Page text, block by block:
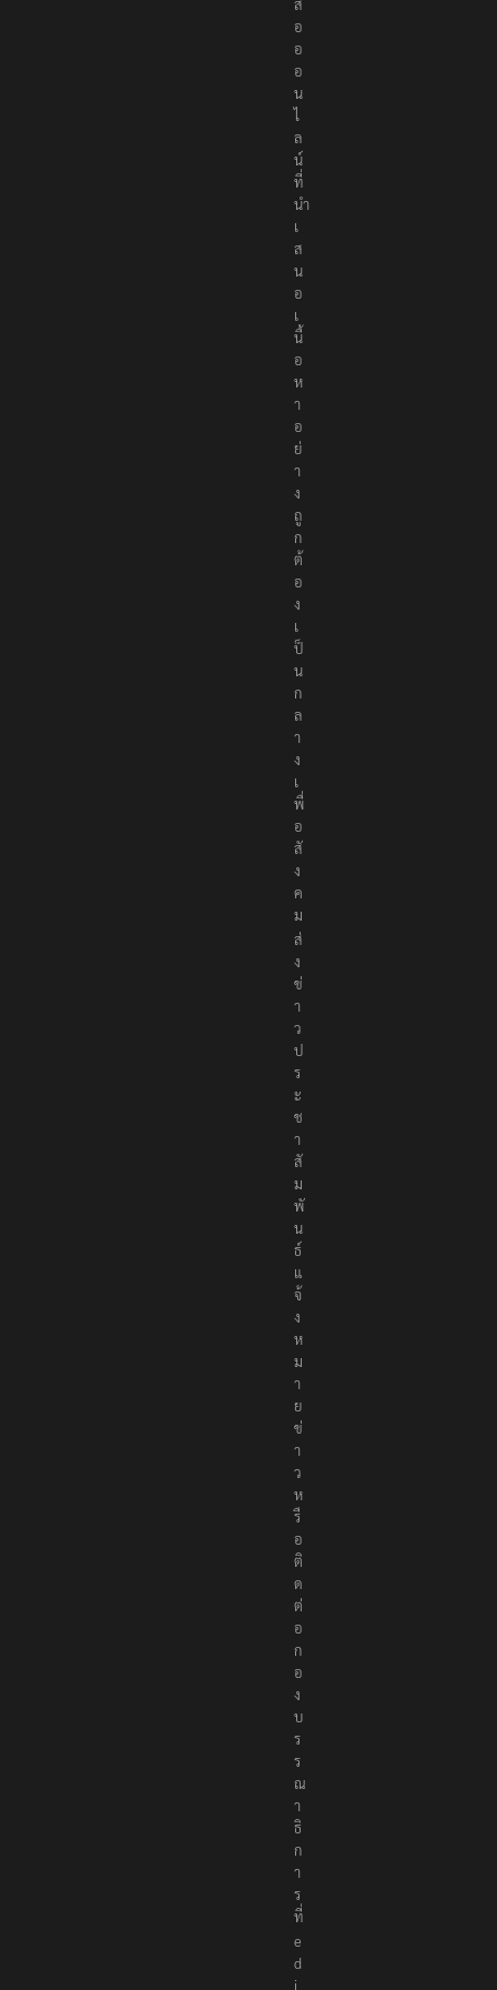
สื่
อ
อ
อ
น
ไ
ล
น์
ที่
นำ
เ
ส
น
อ
เ
นื้
อ
ห
า
อ
ย่
า
ง
ถู
ก
ต้
อ
ง
เ
ป็
น
ก
ล
า
ง
เ
พื่
อ
สั
ง
ค
ม
ส่
ง
ข่
า
ว
ป
ร
ะ
ช
า
สั
ม
พั
น
ธ์
แ
จ้
ง
ห
ม
า
ย
ข่
า
ว
ห
รื
อ
ติ
ด
ต่
อ
ก
อ
ง
บ
ร
ร
ณ
า
ธิ
ก
า
ร
ที่
e
d
i